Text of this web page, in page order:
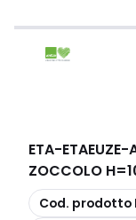
ETA-ETAEUZE-
ZOCCOLO
copia
Cod. prodotto